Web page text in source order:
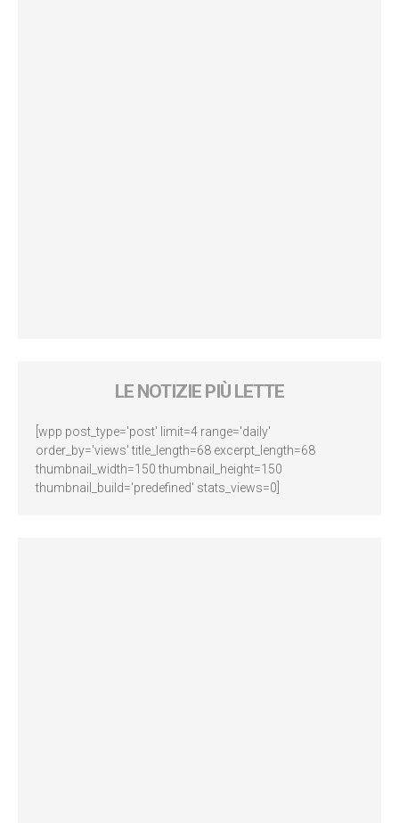
LE NOTIZIE PIÙ LETTE
[wpp post_type='post' limit=4 range='daily'
order_by='views' title_length=68 excerpt_length=68
thumbnail_width=150 thumbnail_height=150
thumbnail_build='predefined' stats_views=0]